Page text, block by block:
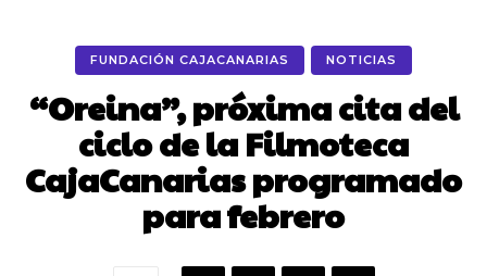
FUNDACIÓN CAJACANARIAS NOTICIAS
“Oreina”, próxima cita del
ciclo de la Filmoteca
CajaCanarias programado
para febrero